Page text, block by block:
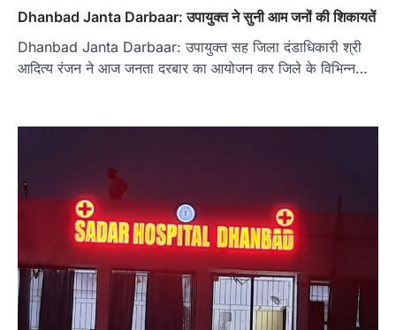
Dhanbad Janta Darbaar: उपायुक्त ने सुनी आम जनों की शिकायतें
Dhanbad Janta Darbaar: उपायुक्त सह जिला दंडाधिकारी श्री
आदित्य रंजन ने आज जनता दरबार का आयोजन कर जिले के विभिन्न…